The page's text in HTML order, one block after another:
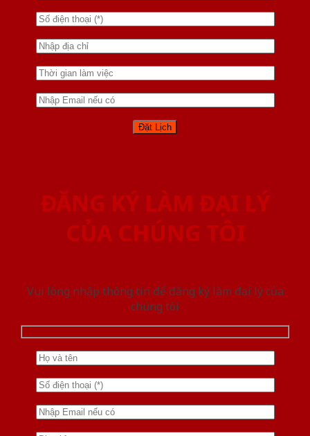
ĐĂNG KÝ LÀM ĐẠI LÝ
CỦA CHÚNG TÔI
Vui lòng nhập thông tin để đăng ký làm đại lý của
chúng tôi